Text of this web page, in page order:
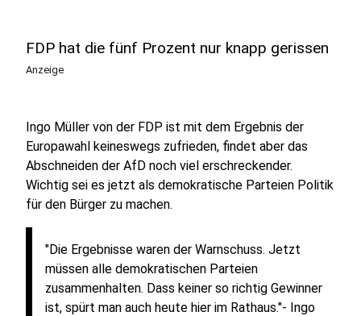
FDP hat die fünf Prozent nur knapp gerissen
Anzeige
Ingo Müller von der FDP ist mit dem Ergebnis der
Europawahl keineswegs zufrieden, findet aber das
Abschneiden der AfD noch viel erschreckender.
Wichtig sei es jetzt als demokratische Parteien Politik
für den Bürger zu machen.
"Die Ergebnisse waren der Warnschuss. Jetzt
müssen alle demokratischen Parteien
zusammenhalten. Dass keiner so richtig Gewinner
ist, spürt man auch heute hier im Rathaus."- Ingo